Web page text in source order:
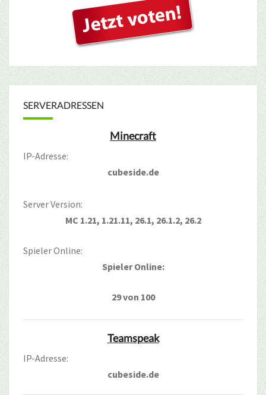
SERVERADRESSEN
Minecraft
IP-Adresse:
cubeside.de
Server Version:
MC 1.21, 1.21.11, 26.1, 26.1.2, 26.2
Spieler Online:
Spieler Online:
29 von 100
Teamspeak
IP-Adresse:
cubeside.de